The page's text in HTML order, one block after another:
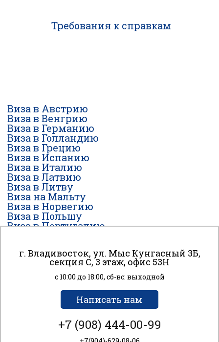
Виза в Австрию
Виза в Венгрию
Виза в Германию
Виза в Голландию
Виза в Грецию
Виза в Испанию
Виза в Италию
Виза в Латвию
Виза в Литву
Виза на Мальту
Виза в Норвегию
Виза в Польшу
Виза в Португалию
Виза в Чехию
Виза в Швейцарию
Виза в Швецию
Виза в Эстонию
Требования к справкам
г. Владивосток, ул. Мыс Кунгасный 3Б,
секция С, 3 этаж, офис 53H
с 10:00 до 18:00, сб-вс: выходной
Написать нам
+7 (908) 444-00-99
К сайту подключен сервис веб-аналитики Яндекс
Метрика, использующий cookie-файлы для анализа
пользовательской активности. Вы даете согласие
на обработку персональных данных с помощью этого
Соглашаюсь